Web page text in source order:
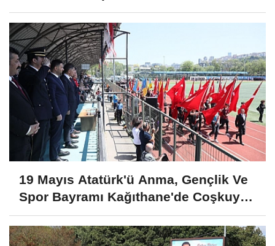
19 Mayıs Atatürk'ü Anma, Gençlik Ve
Spor Bayramı Kağıthane'de Coşkuyla
Kutlandı